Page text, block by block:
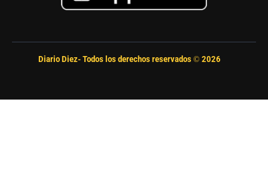
Diario Diez- Todos los derechos reservados © 2026